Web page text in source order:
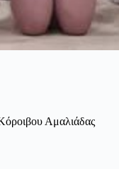
Αμαλιάδας